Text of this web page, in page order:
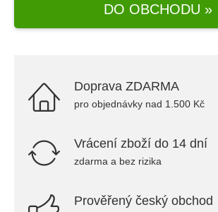
DO OBCHODU »
Doprava ZDARMA
pro objednávky nad 1.500 Kč
Vrácení zboží do 14 dní
zdarma a bez rizika
Prověřený český obchod